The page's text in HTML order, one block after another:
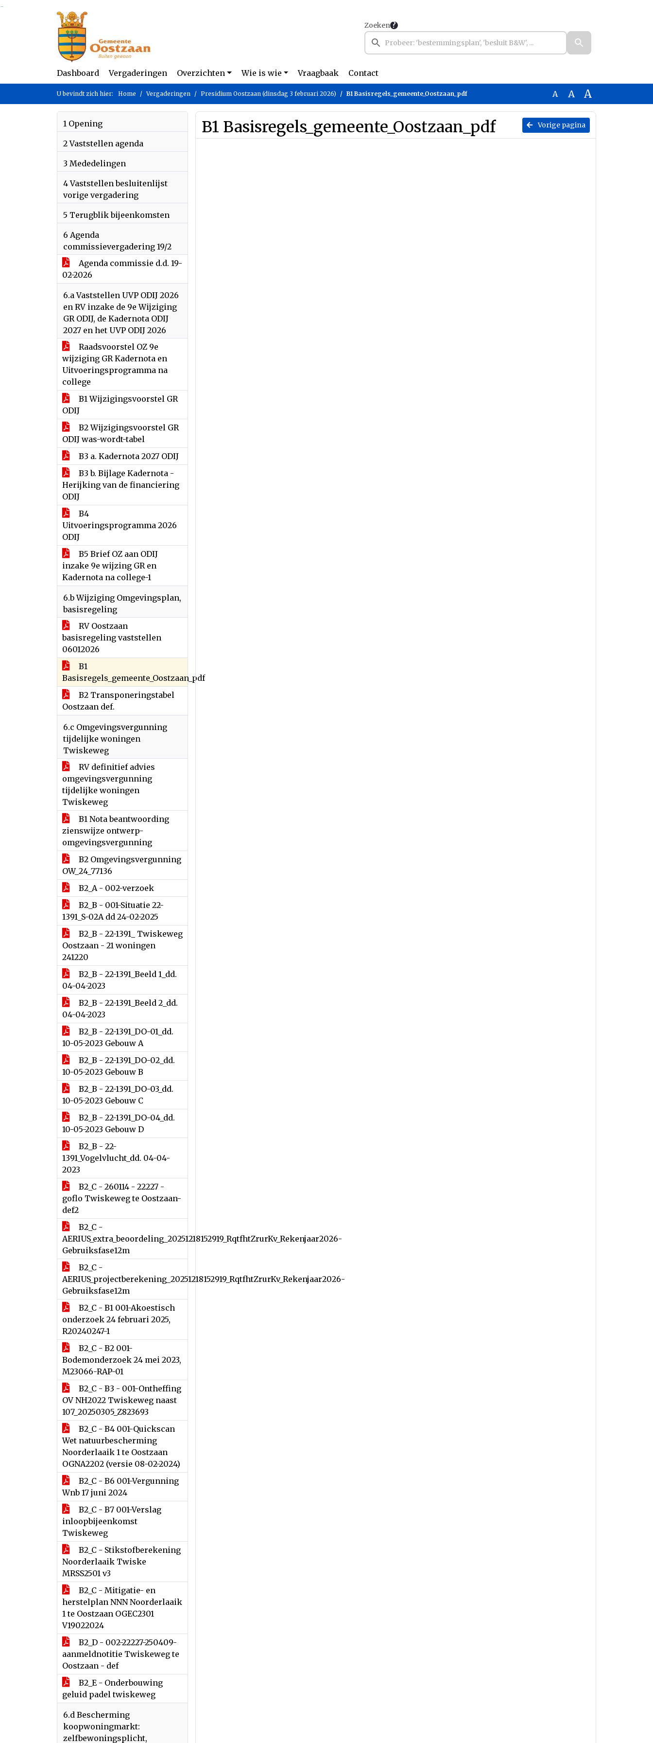
Ga naar de inhoud van deze pagina
Ga naar het zoeken
Ga naar het menu
Zoeken
Dashboard Vergaderingen Overzichten Wie is wie Vraagbaak Contact
U bevindt zich hier: Home Vergaderingen Presidium Oostzaan (dinsdag 3 februari 2026) B1 Basisregels_gemeente_Oostzaan_pdf A A A
1 Opening
2 Vaststellen agenda
3 Mededelingen
4 Vaststellen besluitenlijst
vorige vergadering
5 Terugblik bijeenkomsten
6 Agenda
commissievergadering 19/2
Agenda commissie d.d. 19-
02-2026
6.a Vaststellen UVP ODIJ 2026
en RV inzake de 9e Wijziging
GR ODIJ, de Kadernota ODIJ
2027 en het UVP ODIJ 2026
Raadsvoorstel OZ 9e
wijziging GR Kadernota en
Uitvoeringsprogramma na
college
B1 Wijzigingsvoorstel GR
ODIJ
B2 Wijzigingsvoorstel GR
ODIJ was-wordt-tabel
B3 a. Kadernota 2027 ODIJ
B3 b. Bijlage Kadernota -
Herijking van de financiering
ODIJ
B4
Uitvoeringsprogramma 2026
ODIJ
B5 Brief OZ aan ODIJ
inzake 9e wijzing GR en
Kadernota na college-1
6.b Wijziging Omgevingsplan,
basisregeling
RV Oostzaan
basisregeling vaststellen
06012026
B1
Basisregels_gemeente_Oostzaan_pdf
B2 Transponeringstabel
Oostzaan def.
6.c Omgevingsvergunning
tijdelijke woningen
Twiskeweg
RV definitief advies
omgevingsvergunning
tijdelijke woningen
Twiskeweg
B1 Nota beantwoording
zienswijze ontwerp-
omgevingsvergunning
B2 Omgevingsvergunning
OW_24_77136
B2_A - 002-verzoek
B2_B - 001-Situatie 22-
1391_S-02A dd 24-02-2025
B2_B - 22-1391_ Twiskeweg
Oostzaan - 21 woningen
241220
B2_B - 22-1391_Beeld 1_dd.
04-04-2023
B2_B - 22-1391_Beeld 2_dd.
04-04-2023
B2_B - 22-1391_DO-01_dd.
10-05-2023 Gebouw A
B2_B - 22-1391_DO-02_dd.
10-05-2023 Gebouw B
B2_B - 22-1391_DO-03_dd.
10-05-2023 Gebouw C
B2_B - 22-1391_DO-04_dd.
10-05-2023 Gebouw D
B2_B - 22-
1391_Vogelvlucht_dd. 04-04-
2023
B2_C - 260114 - 22227 -
goflo Twiskeweg te Oostzaan-
def2
B2_C -
AERIUS_extra_beoordeling_20251218152919_RqtfhtZrurKv_Rekenjaar2026-
Gebruiksfase12m
B2_C -
AERIUS_projectberekening_20251218152919_RqtfhtZrurKv_Rekenjaar2026-
Gebruiksfase12m
B2_C - B1 001-Akoestisch
onderzoek 24 februari 2025,
R20240247-1
B2_C - B2 001-
Bodemonderzoek 24 mei 2023,
M23066-RAP-01
B2_C - B3 - 001-Ontheffing
OV NH2022 Twiskeweg naast
107_20250305_Z823693
B2_C - B4 001-Quickscan
Wet natuurbescherming
Noorderlaaik 1 te Oostzaan
OGNA2202 (versie 08-02-2024)
B2_C - B6 001-Vergunning
Wnb 17 juni 2024
B2_C - B7 001-Verslag
inloopbijeenkomst
Twiskeweg
B2_C - Stikstofberekening
Noorderlaaik Twiske
MRSS2501 v3
B2_C - Mitigatie- en
herstelplan NNN Noorderlaaik
1 te Oostzaan OGEC2301
V19022024
B2_D - 002-22227-250409-
aanmeldnotitie Twiskeweg te
Oostzaan - def
B2_E - Onderbouwing
geluid padel twiskeweg
6.d Bescherming
koopwoningmarkt:
zelfbewoningsplicht,
Vorige pagina
B1 Basisregels_gemeente_Oostzaan_pdf